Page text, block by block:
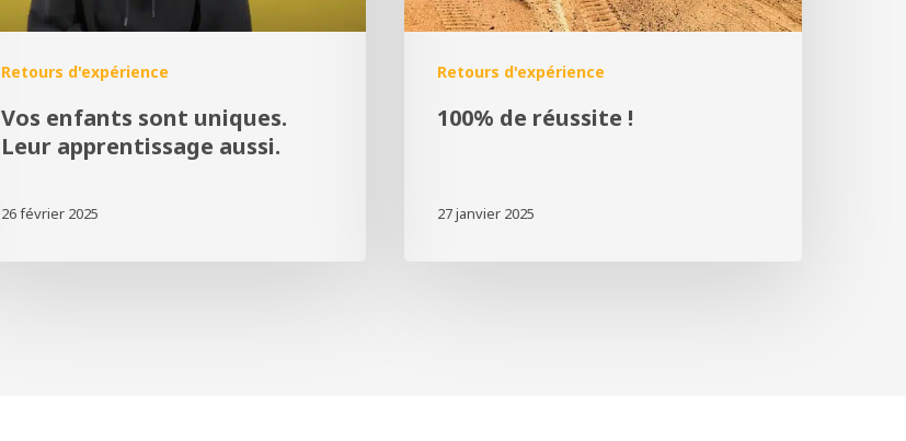
Retours d'expérience
Vos enfants sont uniques.
Leur apprentissage aussi.
26 février 2025
Retours d'expérience
100% de réussite !
27 janvier 2025